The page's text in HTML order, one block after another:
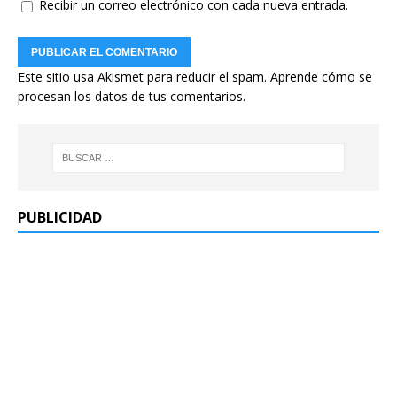
Recibir un correo electrónico con cada nueva entrada.
Este sitio usa Akismet para reducir el spam. Aprende cómo se
procesan los datos de tus comentarios.
PUBLICIDAD